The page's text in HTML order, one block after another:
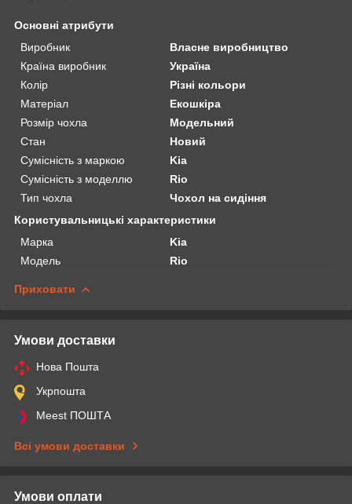
Основні атрибути
Виробник
Власне виробництво
Країна виробник
Україна
Колір
Різні кольори
Матеріал
Екошкіра
Розмір чохла
Модельний
Стан
Новий
Сумісність з маркою
Kia
Сумісність з моделлю
Rio
Тип чохла
Чохол на сидіння
Користувальницькі характеристики
Марка
Kia
Модель
Rio
Приховати
Умови доставки
Нова Пошта
Укрпошта
Meest ПОШТА
Всі умови доставки
Умови оплати